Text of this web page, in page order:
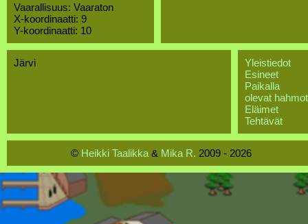
Vaarallisuus: Vaaraton
X-koordinaatti: 9
Y-koordinaatti: 10
Järvi
Yleistiedot
Esineet
Paikalla
olevat hahmot
Eläimet
Tehtävät
© Heikki Taalikka& Mika R. 2009 - 2026